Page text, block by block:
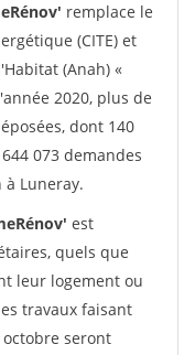
remplace le
(CITE) et
(Anah) «
2020, plus de
dont 140
073 demandes
Luneray.
est
quels que
leur logement ou
travaux faisant
seront